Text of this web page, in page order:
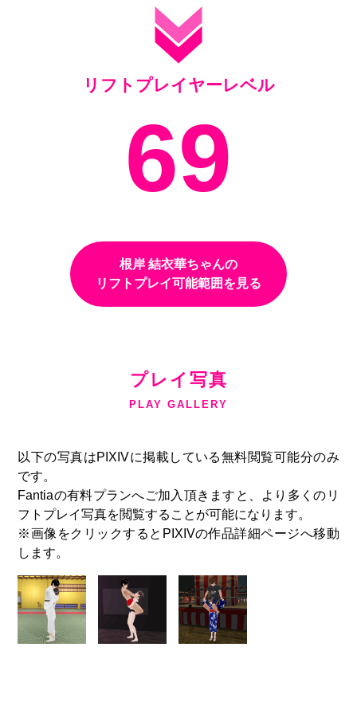
リフトプレイヤーレベル
69
根岸 結衣華ちゃんの
リフトプレイ可能範囲を見る
プレイ写真
PLAY GALLERY
以下の写真はPIXIVに掲載している無料閲覧可能分のみ
です。
Fantiaの有料プランへご加入頂きますと、より多くのリ
フトプレイ写真を閲覧することが可能になります。
※画像をクリックするとPIXIVの作品詳細ページへ移動
します。